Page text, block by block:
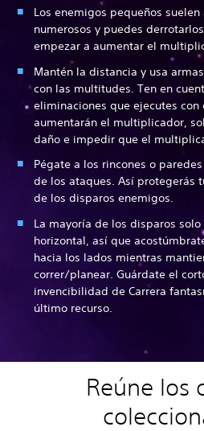
Los enemigos pequeños
numerosos y puedes
empezar a aumentar el
Mantén la distancia y usa
con las multitudes. Ten en
eliminaciones que ejecutes con
aumentarán el multiplicador,
daño e impedir que el
Pégate a los rincones o
de los ataques. Así protegerás
de los disparos enemigos.
La mayoría de los disparos
horizontal, así que
hacia los lados mientras
correr/planear. Guárdate el
invencibilidad de Carrera
último recurso.
Reúne los